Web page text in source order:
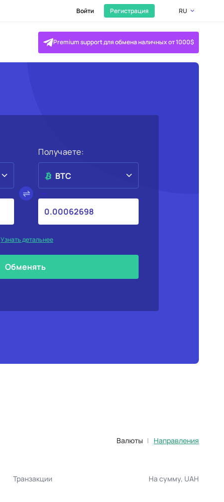
Войти Регистрация RU
Premium support для обмена наличных от 1000$
Получаете:
BTC
Узнать детальнее
Обменять
Валюты Направления
Транзакции На сумму, UAH